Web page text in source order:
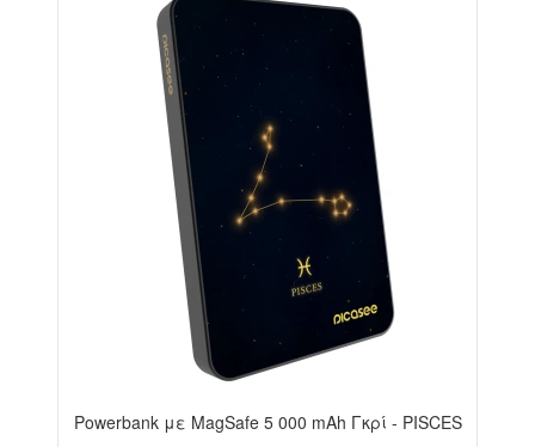
Powerbank με MagSafe 5 000 mAh Γκρί - PISCES